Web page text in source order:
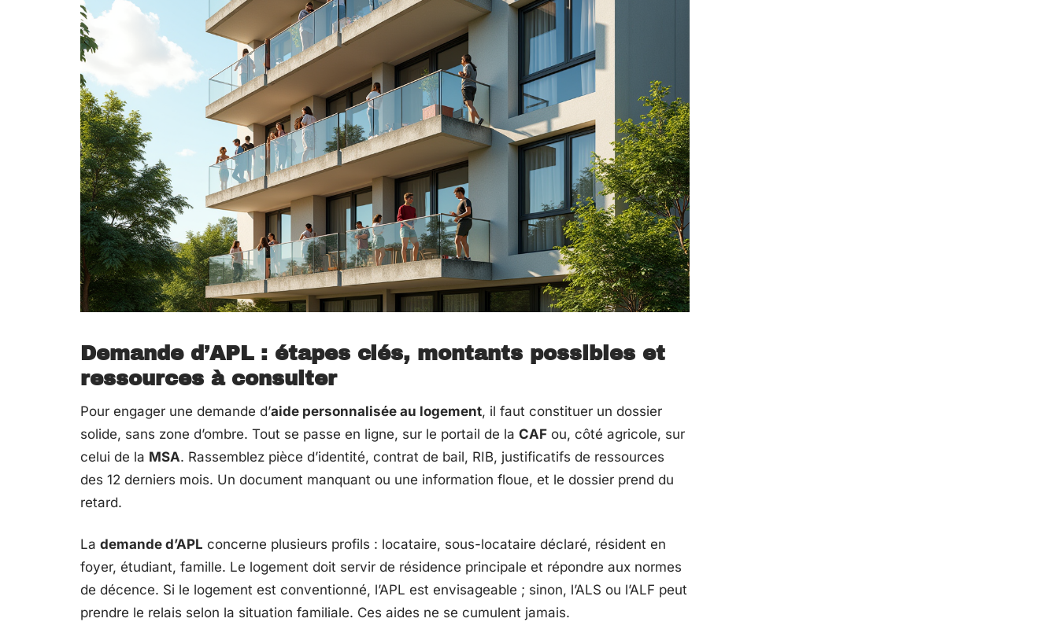
Demande d’APL : étapes clés, montants possibles et
ressources à consulter
Pour engager une demande d’aide personnalisée au logement, il faut constituer un dossier
solide, sans zone d’ombre. Tout se passe en ligne, sur le portail de la CAF ou, côté agricole, sur
celui de la MSA. Rassemblez pièce d’identité, contrat de bail, RIB, justificatifs de ressources
des 12 derniers mois. Un document manquant ou une information floue, et le dossier prend du
retard.
La demande d’APL concerne plusieurs profils : locataire, sous-locataire déclaré, résident en
foyer, étudiant, famille. Le logement doit servir de résidence principale et répondre aux normes
de décence. Si le logement est conventionné, l’APL est envisageable ; sinon, l’ALS ou l’ALF peut
prendre le relais selon la situation familiale. Ces aides ne se cumulent jamais.